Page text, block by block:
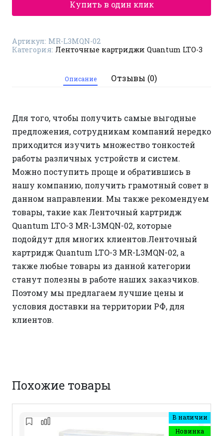
L3MQN-
Купить в один клик
Артикул: MR-L3MQN-02
Категория: Ленточные картриджи Quantum LTO-3
Описание Отзывы (0)
Для того, чтобы получить самые выгодные
предложения, сотрудникам компаний нередко
приходится изучить множество тонкостей
работы различных устройств и систем.
Можно поступить проще и обратившись в
нашу компанию, получить грамотный совет в
данном направлении. Мы также рекомендуем
товары, такие как Ленточный картридж
Quantum LTO-3 MR-L3MQN-02, которые
подойдут для многих клиентов.Ленточный
картридж Quantum LTO-3 MR-L3MQN-02, а
также любые товары из данной категории
станут полезны в работе наших заказчиков.
Поэтому мы предлагаем лучшие цены и
условия доставки на территории РФ, для
клиентов.
Похожие товары
В наличии
Новинка